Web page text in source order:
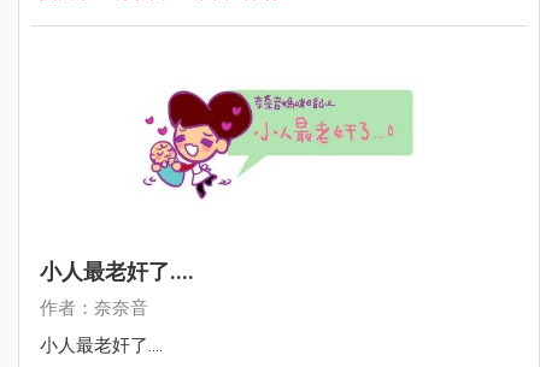
小人最老奸了....
作者：奈奈音
小人最老奸了....